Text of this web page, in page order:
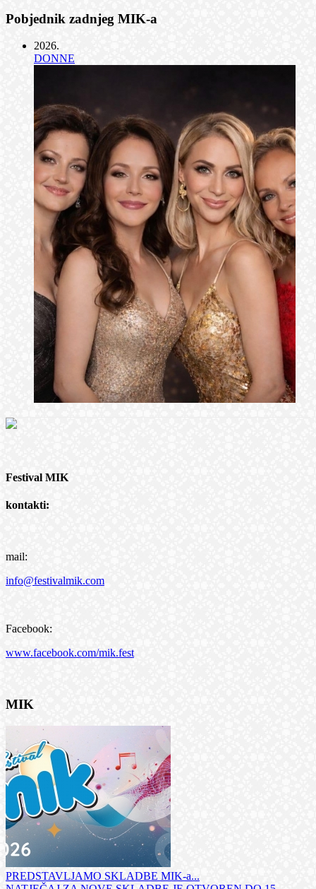
Pobjednik zadnjeg MIK-a
2026.
DONNE
Festival MIK
kontakti:
mail:
info@festivalmik.com
Facebook:
www.facebook.com/mik.fest
MIK
PREDSTAVLJAMO SKLADBE MIK-a...